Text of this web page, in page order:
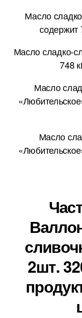
Масло
содержит
Масло сладко-
748
Масло
Масло
2шт.